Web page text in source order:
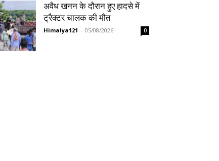
अवैध खनन के दौरान हुए हादसे में
ट्रैक्टर चालक की मौत
Himalya121 - 05/08/2026 0